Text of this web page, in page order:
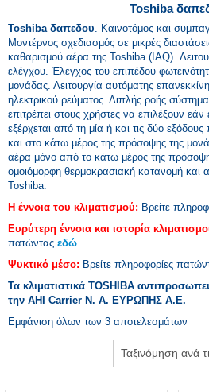
Toshiba
Toshiba δαπεδου . Καινοτόμος και
Μοντέρνος σχεδιασμός σε μικρές
καθαρισμού αέρα της Toshiba (IAQ).
ελέγχου. Έλεγχος του επιπέδου
μονάδας. Λειτουργία αυτόματης
ηλεκτρικού ρεύματος. Διπλής ροής
επιτρέπει στους χρήστες να επιλέξουν
εξέρχεται από τη μία ή και τις δύο
και στο κάτω μέρος της πρόσοψης της
αέρα μόνο από το κάτω μέρος της
ομοιόμορφη θερμοκρασιακή κατανομή και
Toshiba.
Η έννοια του κλιματισμού: Βρείτε
Ευρύτερη έννοια και ιστορία
πατώντας εδώ
Ψυκτικό μέσο: Βρείτε πληροφορίες
Τα κλιματιστικά TOSHIBA
την AHI Carrier Ν. Α. ΕΥΡΩΠΗΣ Α.Ε.
Εμφάνιση όλων των 3 αποτελεσμάτων